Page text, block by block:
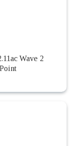
Wave 2